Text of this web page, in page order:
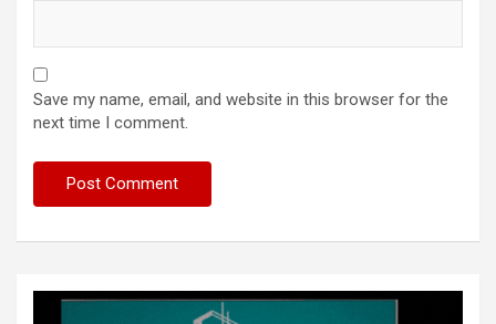
Save my name, email, and website in this browser for the
next time I comment.